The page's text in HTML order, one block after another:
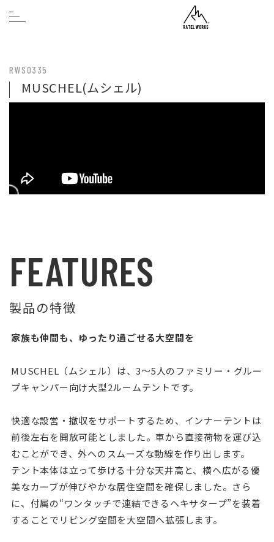
RWS0335
MUSCHEL(ムシェル)
FEATURES
製品の特徴
家族も仲間も、ゆったり過ごせる大空間を
MUSCHEL（ムシェル）は、3〜5人のファミリー・グルー
プキャンパー向け大型2ルームテントです。
快適な設営・撤収をサポートするため、インナーテントは
前後左右を開放可能としました。車から直接荷物を運び込
むことができ、外へのスムーズな動線を作り出します。
テント本体は立って歩ける十分な天井高と、横へ広がる優
美なカーブが伸びやかな居住空間を確保しました。さら
に、付属の“ワンタッチで連結できるヘキサタープ”を装着
することでリビング空間を大空間へ拡張します。